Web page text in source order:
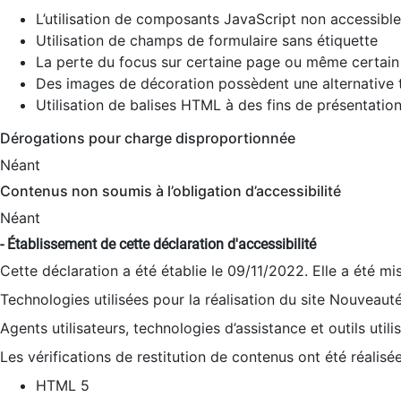
L’utilisation de composants JavaScript non
Utilisation de champs de formulaire sans étiquette
La perte du focus sur certaine page ou même
Des images de décoration possèdent une alternative
Utilisation de balises HTML à des fins de
Dérogations pour charge disproportionnée
Néant
Contenus non soumis à l’obligation d’accessibilité
Néant
- Établissement de cette déclaration d'accessibilité
Cette déclaration a été établie le 09/11/2022. Elle a été
Technologies utilisées pour la réalisation du site
Agents utilisateurs, technologies d’assistance et outils
Les vérifications de restitution de contenus ont été
HTML 5